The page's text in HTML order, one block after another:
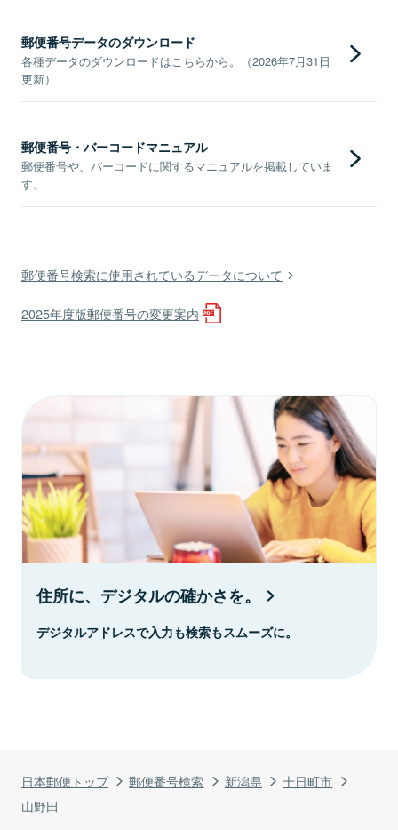
日本郵便トップ 郵便番号検索 新潟県
十日町市
山野田
郵便番号データのダウンロード
各種データのダウンロードはこちらから。（2026年7月31日
更新）
郵便番号・バーコードマニュアル
郵便番号や、バーコードに関するマニュアルを掲載していま
す。
郵便番号検索に使用されているデータについて
2025年度版郵便番号の変更案内
住所に、デジタルの確かさを。
デジタルアドレスで入力も検索もスムーズに。